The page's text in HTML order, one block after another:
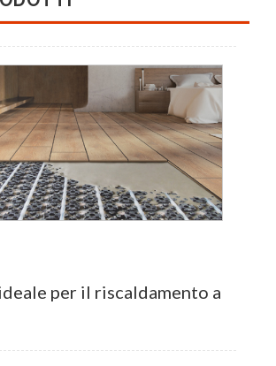
per il riscaldamento a